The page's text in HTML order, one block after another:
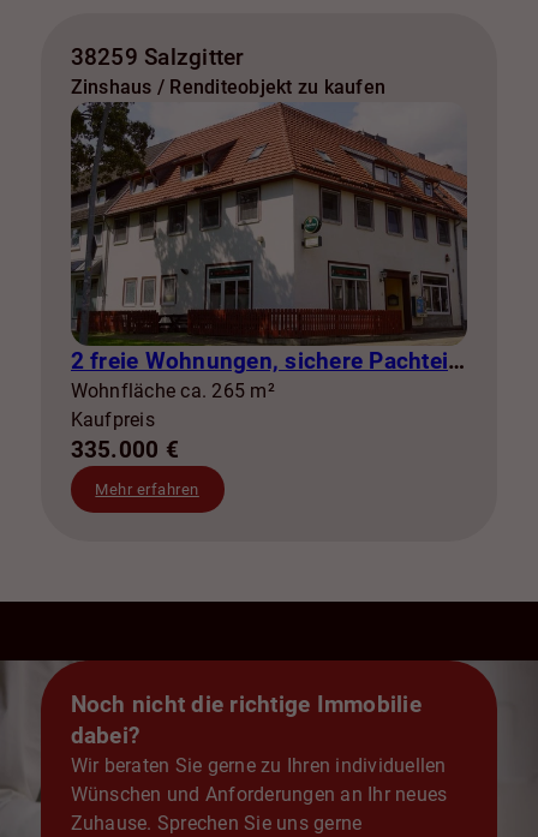
38259 Salzgitter
Zinshaus / Renditeobjekt zu kaufen
2 freie Wohnungen, sichere Pachteinnahmen & eigene Stromerzeugung
Wohnfläche ca. 265 m²
Kaufpreis
335.000 €
Mehr erfahren
Noch nicht die richtige Immobilie
dabei?
Wir beraten Sie gerne zu Ihren individuellen
Wünschen und Anforderungen an Ihr neues
Zuhause. Sprechen Sie uns gerne